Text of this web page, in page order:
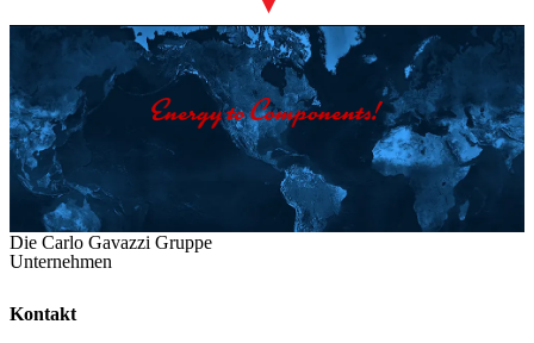
Die Carlo Gavazzi Gruppe
Unternehmen
Kontakt